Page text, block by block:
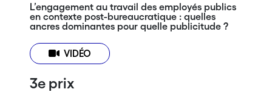
L’engagement au travail des employés publics
en contexte post-bureaucratique : quelles
ancres dominantes pour quelle publicitude ?
VIDÉO
3e prix